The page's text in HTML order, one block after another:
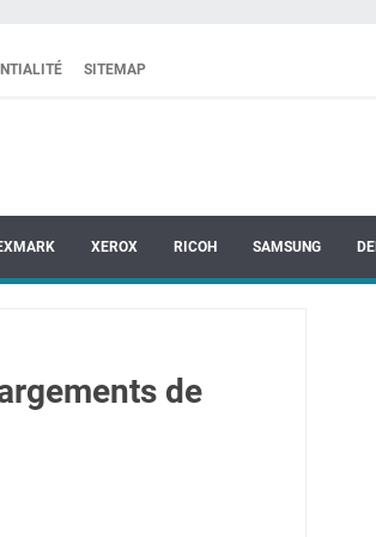
SITEMAP
XEROX RICOH SAMSUNG
de